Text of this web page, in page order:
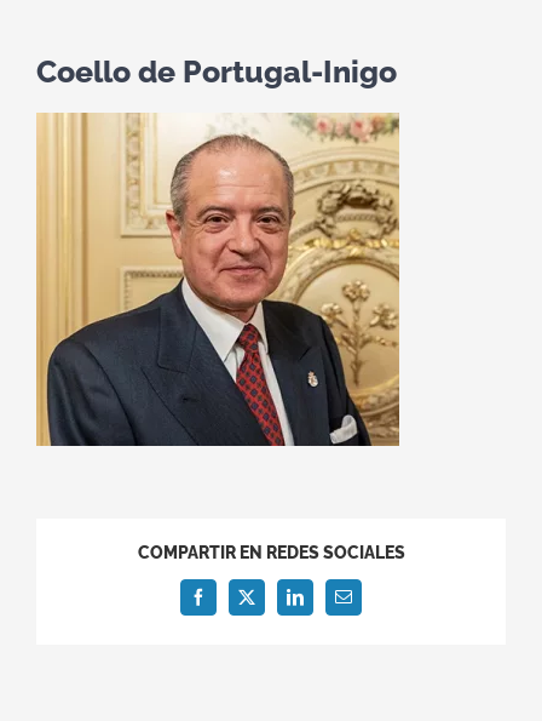
Coello de Portugal-Inigo
COMPARTIR EN REDES SOCIALES
Facebook
X LinkedInCorreo
electrónico